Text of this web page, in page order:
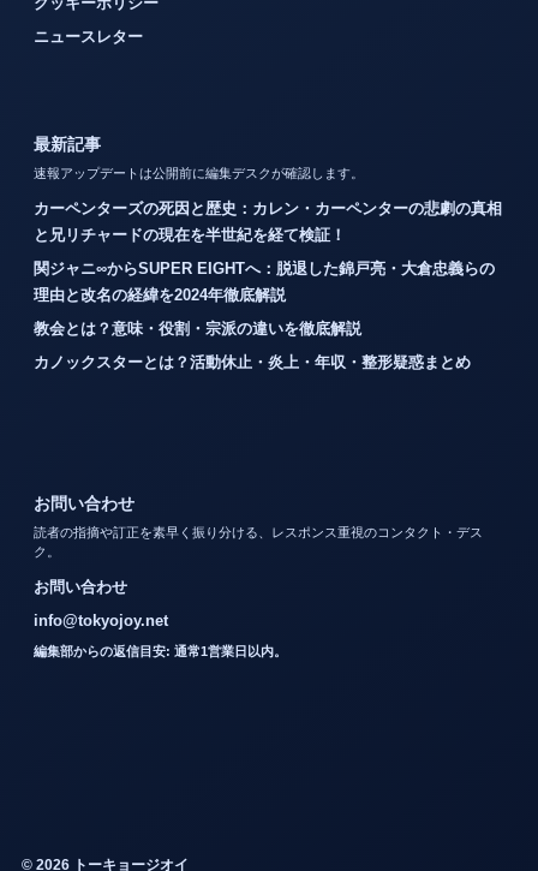
ニュースレター
最新記事
速報アップデートは公開前に編集デスクが確認します。
カーペンターズの死因と歴史：カレン・カーペンターの悲劇の真相
と兄リチャードの現在を半世紀を経て検証！
関ジャニ∞からSUPER EIGHTへ：脱退した錦戸亮・大倉忠義らの
理由と改名の経緯を2024年徹底解説
教会とは？意味・役割・宗派の違いを徹底解説
カノックスターとは？活動休止・炎上・年収・整形疑惑まとめ
お問い合わせ
読者の指摘や訂正を素早く振り分ける、レスポンス重視のコンタクト・デス
ク。
お問い合わせ
info@tokyojoy.net
編集部からの返信目安: 通常1営業日以内。
© 2026 トーキョージオイ